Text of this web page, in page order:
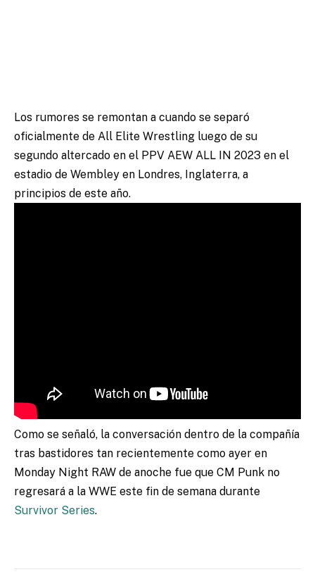
Los rumores se remontan a cuando se separó
oficialmente de All Elite Wrestling luego de su
segundo altercado en el PPV AEW ALL IN 2023 en el
estadio de Wembley en Londres, Inglaterra, a
principios de este año.
Como se señaló, la conversación dentro de la compañía
tras bastidores tan recientemente como ayer en
Monday Night RAW de anoche fue que CM Punk no
regresará a la WWE este fin de semana durante
Survivor Series.